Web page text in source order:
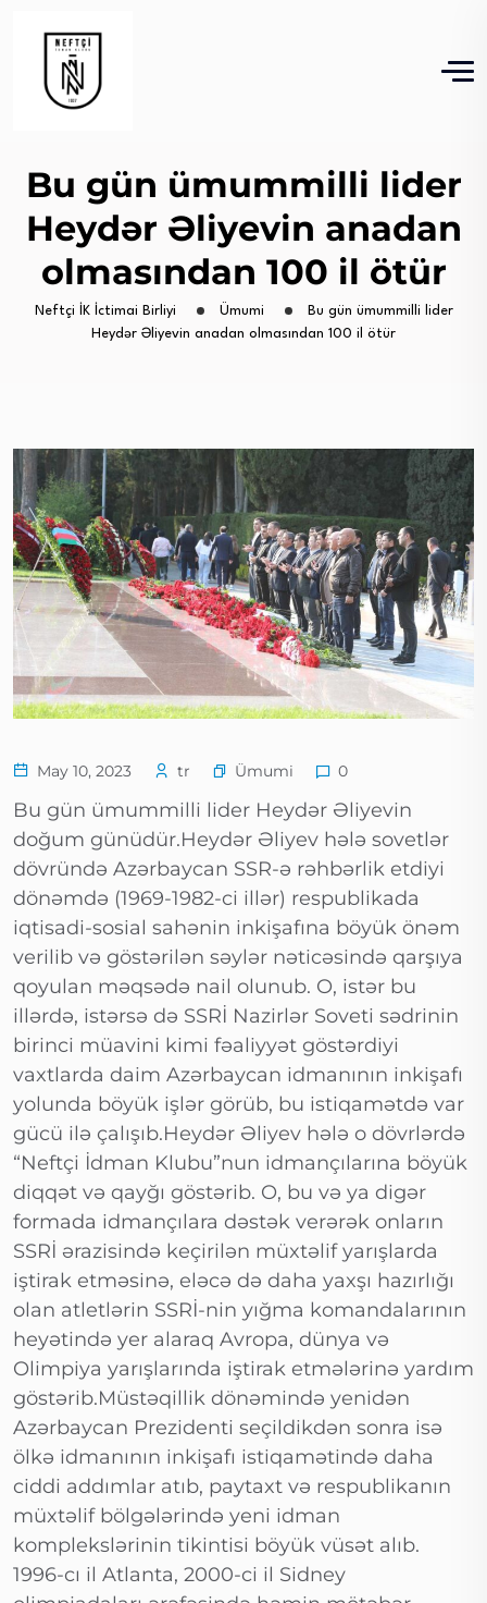
Bu gün ümummilli lider
Heydər Əliyevin anadan
olmasından 100 il ötür
Neftçi İK İctimai Birliyi Ümumi
Bu gün ümummilli lider
Heydər Əliyevin anadan olmasından 100 il ötür
May 10, 2023 tr Ümumi 0
Bu gün ümummilli lider Heydər Əliyevin
doğum günüdür.Heydər Əliyev hələ sovetlər
dövründə Azərbaycan SSR-ə rəhbərlik etdiyi
dönəmdə (1969-1982-ci illər) respublikada
iqtisadi-sosial sahənin inkişafına böyük önəm
verilib və göstərilən səylər nəticəsində qarşıya
qoyulan məqsədə nail olunub. O, istər bu
illərdə, istərsə də SSRİ Nazirlər Soveti sədrinin
birinci müavini kimi fəaliyyət göstərdiyi
vaxtlarda daim Azərbaycan idmanının inkişafı
yolunda böyük işlər görüb, bu istiqamətdə var
gücü ilə çalışıb.Heydər Əliyev hələ o dövrlərdə
“Neftçi İdman Klubu”nun idmançılarına böyük
diqqət və qayğı göstərib. O, bu və ya digər
formada idmançılara dəstək verərək onların
SSRİ ərazisində keçirilən müxtəlif yarışlarda
iştirak etməsinə, eləcə də daha yaxşı hazırlığı
olan atletlərin SSRİ-nin yığma komandalarının
heyətində yer alaraq Avropa, dünya və
Olimpiya yarışlarında iştirak etmələrinə yardım
göstərib.Müstəqillik dönəmində yenidən
Azərbaycan Prezidenti seçildikdən sonra isə
ölkə idmanının inkişafı istiqamətində daha
ciddi addımlar atıb, paytaxt və respublikanın
müxtəlif bölgələrində yeni idman
komplekslərinin tikintisi böyük vüsət alıb.
1996-cı il Atlanta, 2000-ci il Sidney